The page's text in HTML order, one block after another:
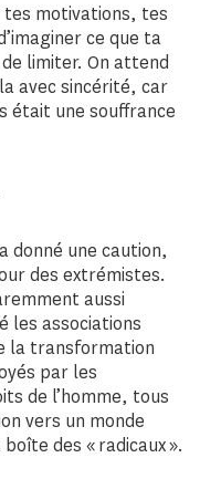
tes motivations, tes
ce que ta
limiter. On attend
avec sincérité, car
était une souffrance
donné une caution,
des extrémistes.
aussi
les associations
la transformation
par les
de l’homme, tous
vers un monde
des « radicaux ».